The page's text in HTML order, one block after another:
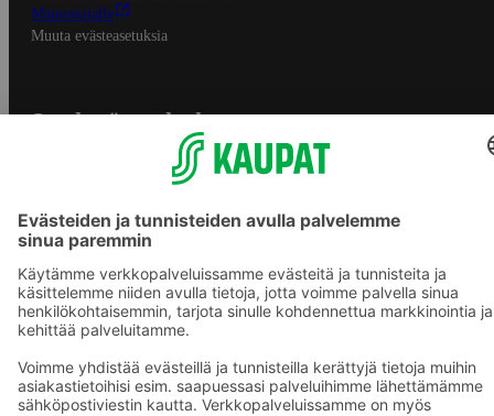
Mainostajalle
Muuta evästeasetuksia
S-ryhmän palvelut
Yhteishyvä Ruoka -sovellus
Prisma.fi
Sokos.fi
S-Pankki
Sokos Hotels
Raflaamo